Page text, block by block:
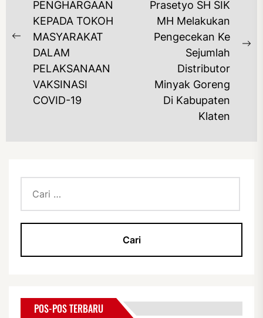
Previous
post:
PENGHARGAAN
KEPADA TOKOH
MASYARAKAT
DALAM
PELAKSANAAN
VAKSINASI
COVID-19
Prasetyo SH SIK
MH Melakukan
Pengecekan Ke
Sejumlah
Distributor
Minyak Goreng
Di Kabupaten
Klaten
untuk:
POS-POS TERBARU